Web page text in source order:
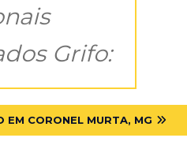
Grifo:
EM CORONEL MURTA, MG